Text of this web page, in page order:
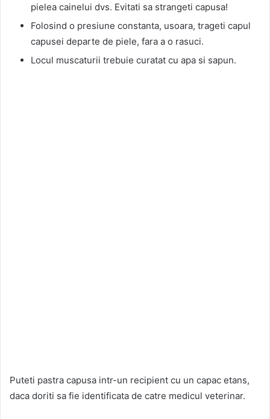
pielea cainelui dvs. Evitati sa strangeti capusa!
Folosind o presiune constanta, usoara, trageti capul
capusei departe de piele, fara a o rasuci.
Locul muscaturii trebuie curatat cu apa si sapun.
Puteti pastra capusa intr-un recipient cu un capac etans,
daca doriti sa fie identificata de catre medicul veterinar.